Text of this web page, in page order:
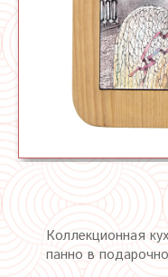
Коллекционная
панно в